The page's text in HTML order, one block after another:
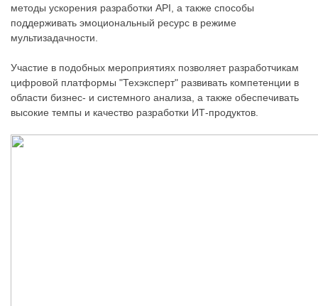
методы ускорения разработки API, а также способы
поддерживать эмоциональный ресурс в режиме
мультизадачности.
Участие в подобных мероприятиях позволяет разработчикам
цифровой платформы "Техэксперт" развивать компетенции в
области бизнес- и системного анализа, а также обеспечивать
высокие темпы и качество разработки ИТ-продуктов.